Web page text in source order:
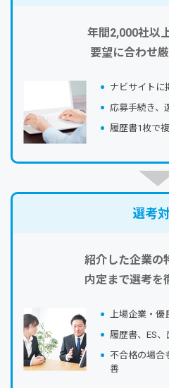
年間2,000社以
要望に合わせ
ナビサイトに
応募⼿続き、
履歴書1枚で
選考
紹介した企業の
内定まで選考を
上場企業・優
履歴書、ES
不合格の場合
善